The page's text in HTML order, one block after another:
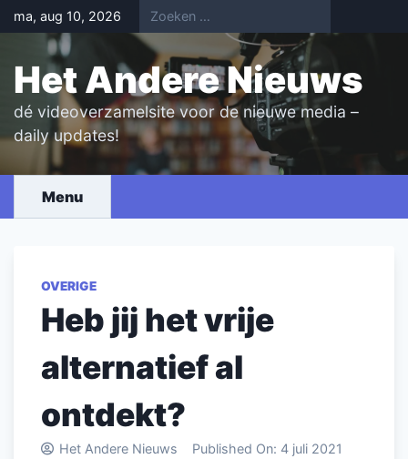
Skip
to
content
ma, aug 10, 2026
Het Andere Nieuws
dé videoverzamelsite voor de nieuwe media –
daily updates!
Menu
OVERIGE
Heb jij het vrije
alternatief al
ontdekt?
Het Andere Nieuws Published On: 4 juli 2021